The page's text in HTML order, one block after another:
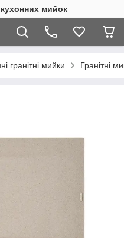
мийок
гранітні мийки Гранітні